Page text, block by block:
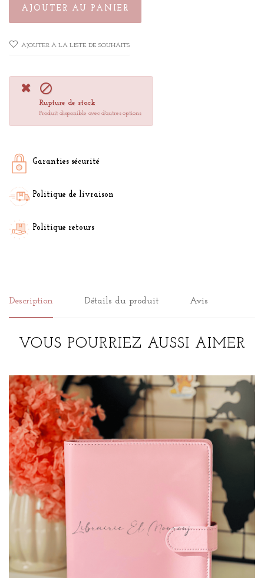
AJOUTER AU PANIER
AJOUTER À LA LISTE DE SOUHAITS

Rupture de stock
Produit disponible avec d'autres options
Garanties sécurité
Politique de livraison
Politique retours
Description Détails du produit Avis
VOUS POURRIEZ AUSSI AIMER